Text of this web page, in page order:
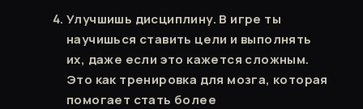
Улучшишь дисциплину. В игре ты
научишься ставить цели и выполнять
их, даже если это кажется сложным.
Это как тренировка для мозга, которая
помогает стать более